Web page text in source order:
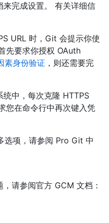
完成设置。 有关详细信
URL 时，Git 会提示你使
先要求你授权 OAuth
素身份验证 ，则还需要完
中，每次克隆 HTTPS
您在命令行中再次键入凭
选项，请参阅 Pro Git 中
请参阅官方 GCM 文档：